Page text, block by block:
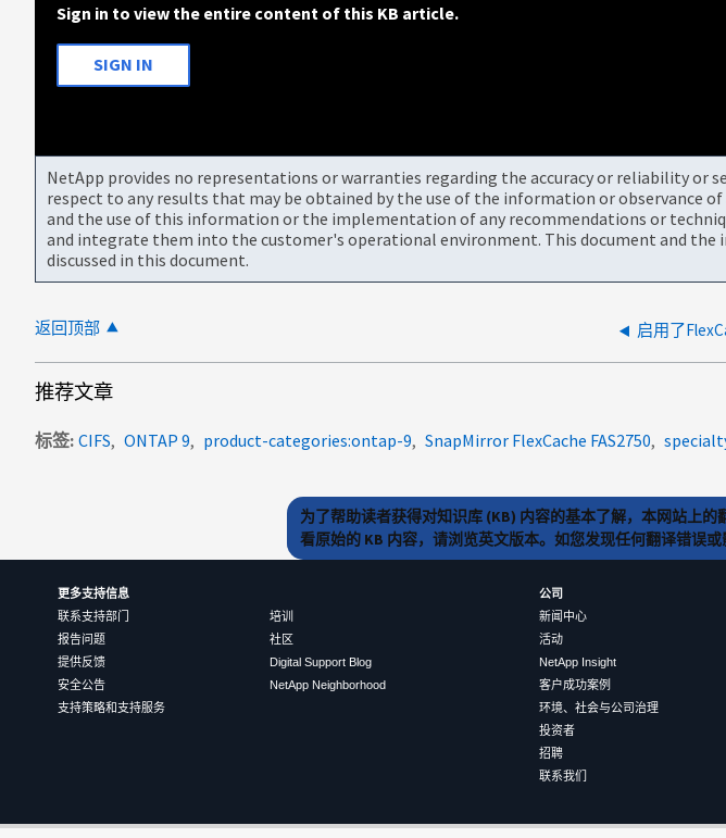
Sign in to view the entire content of this KB article.
SIGN IN
NetApp provides no representations or warranties regarding the accuracy or reliability
respect to any results that may be obtained by the use of the information or observance
and the use of this information or the implementation of any recommendations or
and integrate them into the customer's operational environment. This document and
discussed in this document.
返回顶部 启用了
推荐文章
标签 CIFS ONTAP 9 product-categories:ontap-9 SnapMirror FlexCache FAS2750
为了帮助读者获得对知识库 (KB) 内容的基本了解，本网站上
看原始的 KB 内容，请浏览英文版本。如您发现任何翻译错误
更多支持信息
联系支持部门
报告问题
提供反馈
安全公告
支持策略和支持服务
培训
社区
Digital Support Blog
NetApp Neighborhood
公司
新闻中心
活动
NetApp Insight
客户成功案例
环境、社会与公司治理
投资者
招聘
联系我们